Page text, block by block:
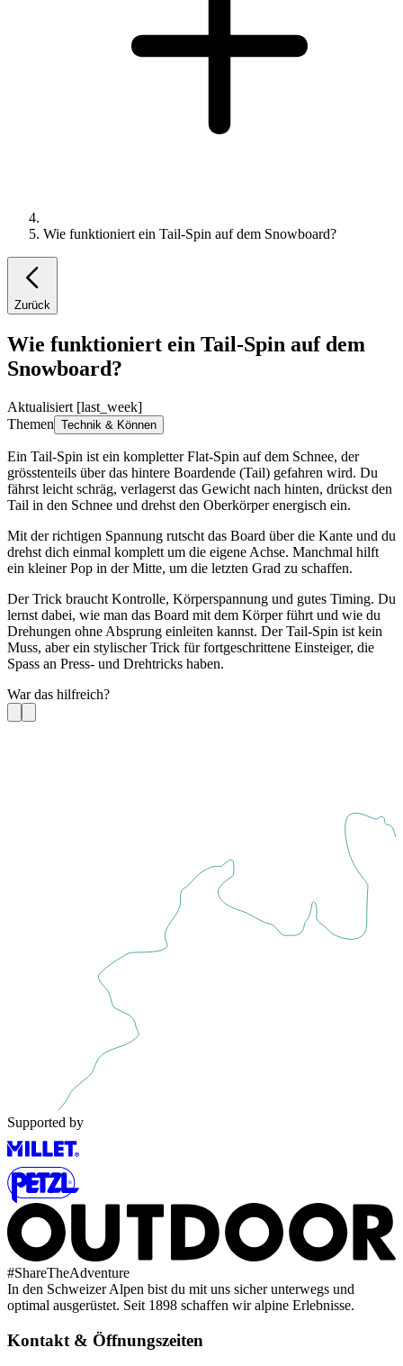
Wie funktioniert ein Tail-Spin auf dem Snowboard?
Zurück
Wie funktioniert ein Tail-Spin auf dem
Snowboard?
Aktualisiert [last_week]
Themen Technik & Können
Ein Tail-Spin ist ein kompletter Flat-Spin auf dem Schnee, der
grösstenteils über das hintere Boardende (Tail) gefahren wird. Du
fährst leicht schräg, verlagerst das Gewicht nach hinten, drückst den
Tail in den Schnee und drehst den Oberkörper energisch ein.
Mit der richtigen Spannung rutscht das Board über die Kante und du
drehst dich einmal komplett um die eigene Achse. Manchmal hilft
ein kleiner Pop in der Mitte, um die letzten Grad zu schaffen.
Der Trick braucht Kontrolle, Körperspannung und gutes Timing. Du
lernst dabei, wie man das Board mit dem Körper führt und wie du
Drehungen ohne Absprung einleiten kannst. Der Tail-Spin ist kein
Muss, aber ein stylischer Trick für fortgeschrittene Einsteiger, die
Spass an Press- und Drehtricks haben.
War das hilfreich?
Supported by
#ShareTheAdventure
In den Schweizer Alpen bist du mit uns sicher unterwegs und
optimal ausgerüstet. Seit 1898 schaffen wir alpine Erlebnisse.
Kontakt & Öffnungszeiten